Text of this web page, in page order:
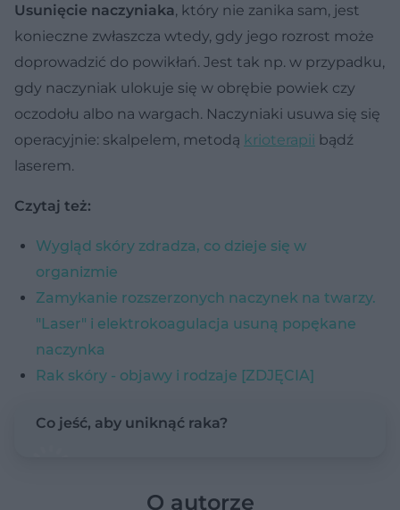
Usunięcie naczyniaka, który nie zanika sam, jest
konieczne zwłaszcza wtedy, gdy jego rozrost może
doprowadzić do powikłań. Jest tak np. w przypadku,
gdy naczyniak ulokuje się w obrębie powiek czy
oczodołu albo na wargach. Naczyniaki usuwa się się
operacyjnie: skalpelem, metodą krioterapii bądź
laserem.
Czytaj też:
Wygląd skóry zdradza, co dzieje się w
organizmie
Zamykanie rozszerzonych naczynek na twarzy.
"Laser" i elektrokoagulacja usuną popękane
naczynka
Rak skóry - objawy i rodzaje [ZDJĘCIA]
Co jeść, aby uniknąć raka?
O autorze